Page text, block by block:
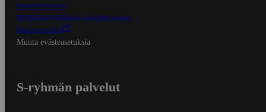
Saavutettavuus
Mobiilisovelluksen saavutettavuus
Mainostajalle
Muuta evästeasetuksia
S-ryhmän palvelut